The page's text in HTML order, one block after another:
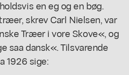
en eg og en bøg.
skrev Carl Nielsen, var
Træer i vore Skove«, og
saa dansk«. Tilsvarende
1926 sige: